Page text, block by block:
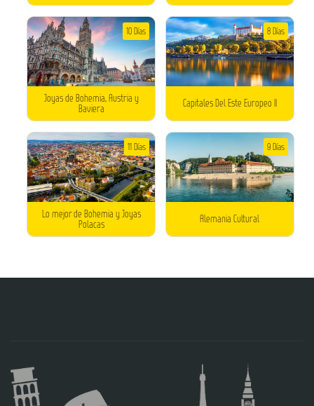
Joyas de Bohemia, Austria y
Baviera
10 Días
Capitales Del Este Europeo II
8 Días
Lo mejor de Bohemia y Joyas
Polacas
11 Días
Alemania Cultural
9 Días